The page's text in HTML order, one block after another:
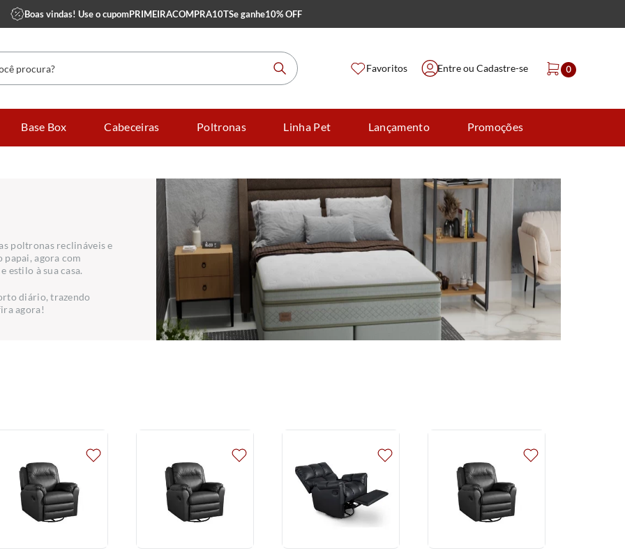
Boas vindas! Use o cupomPRIMEIRACOMPRA10TSe ganhe10% OFF
procura?
Favoritos Entre ou Cadastre-se 0
Base Box Cabeceiras Poltronas Linha Pet Lançamento Promoções
poltronas reclináveis e
agora com
estilo à sua casa.
diário, trazendo
agora!